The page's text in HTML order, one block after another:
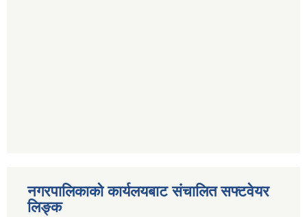
नगरपालिकाको कार्यलयबाट संचालित सफ्टवेयर
लिङ्क